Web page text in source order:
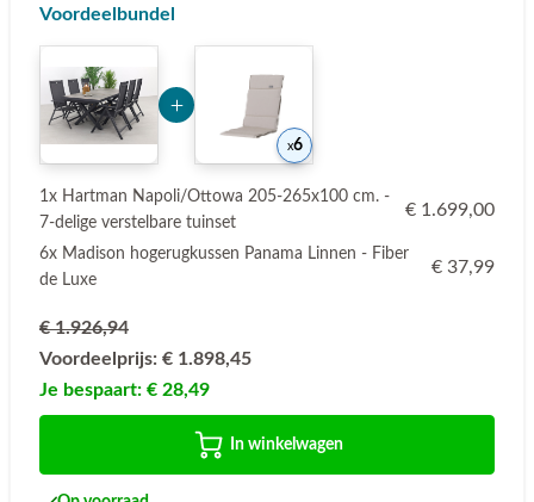
Voordeelbundel
6
1x Hartman Napoli/Ottowa 205-265x100 cm. -
7-delige verstelbare tuinset
€ 1.699,00
6x Madison hogerugkussen Panama Linnen - Fiber
de Luxe
€ 37,99
€ 1.926,94
Voordeelprijs: € 1.898,45
Je bespaart: € 28,49
In winkelwagen